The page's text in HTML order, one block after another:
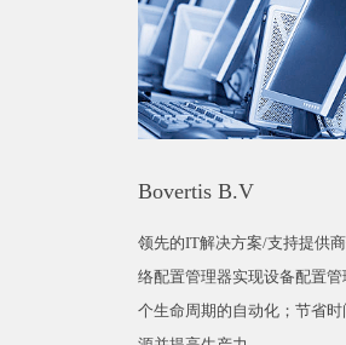
Bovertis B.V
领先的IT解决方案/支持提供
络配置管理器实现设备配置管
个生命周期的自动化；节省时